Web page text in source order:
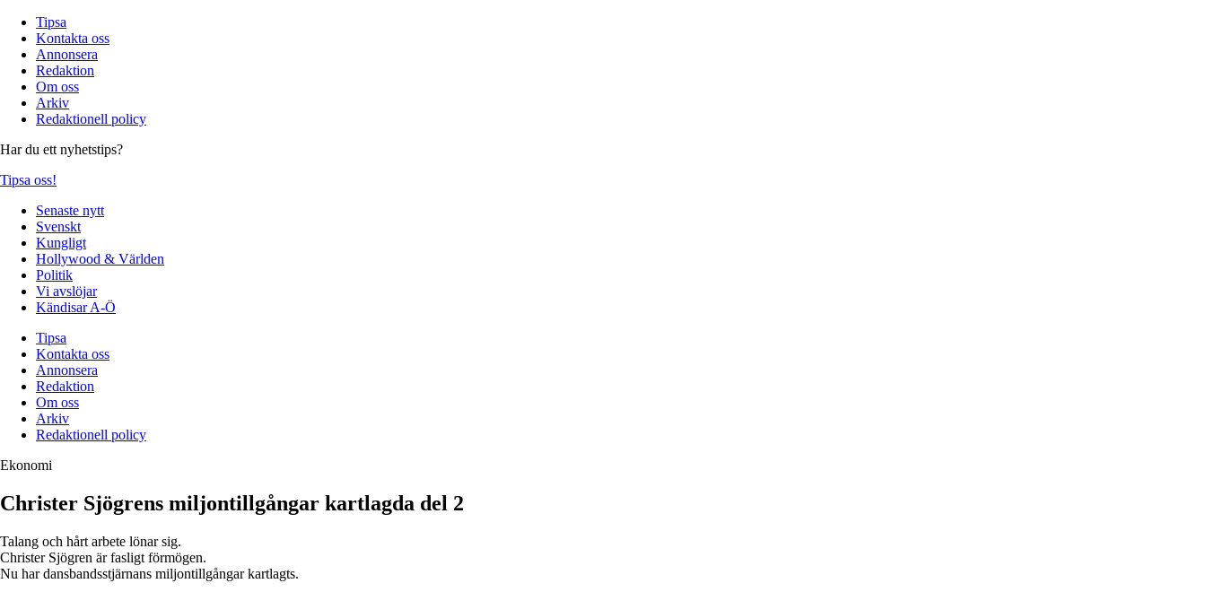
Tipsa
Kontakta oss
Annonsera
Redaktion
Om oss
Arkiv
Redaktionell policy
Har du ett nyhetstips?
Tipsa oss!
Senaste nytt
Svenskt
Kungligt
Hollywood & Världen
Politik
Vi avslöjar
Kändisar A-Ö
Tipsa
Kontakta oss
Annonsera
Redaktion
Om oss
Arkiv
Redaktionell policy
Ekonomi
Christer Sjögrens miljontillgångar kartlagda del 2
Talang och hårt arbete lönar sig.
Christer Sjögren är fasligt förmögen.
Nu har dansbandsstjärnans miljontillgångar kartlagts.